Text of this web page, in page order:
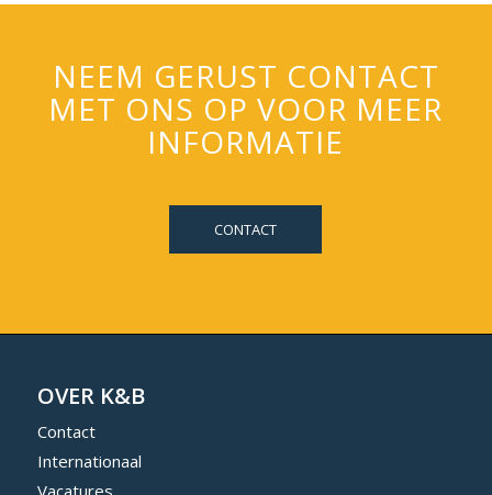
NEEM GERUST CONTACT
MET ONS OP VOOR MEER
INFORMATIE
CONTACT
OVER K&B
Contact
Internationaal